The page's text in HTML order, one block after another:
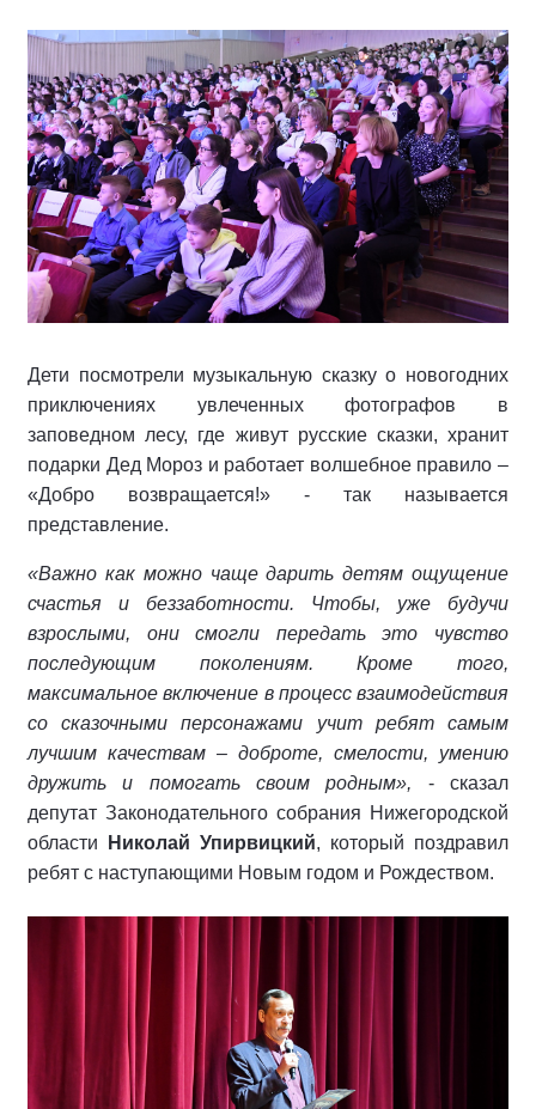
Дети посмотрели музыкальную сказку о новогодних
приключениях увлеченных фотографов в
заповедном лесу, где живут русские сказки, хранит
подарки Дед Мороз и работает волшебное правило –
«Добро возвращается!» - так называется
представление.
«Важно как можно чаще дарить детям ощущение
счастья и беззаботности. Чтобы, уже будучи
взрослыми, они смогли передать это чувство
последующим поколениям. Кроме того,
максимальное включение в процесс взаимодействия
со сказочными персонажами учит ребят самым
лучшим качествам – доброте, смелости, умению
дружить и помогать своим родным», - сказал
депутат Законодательного собрания Нижегородской
области
Николай Упирвицкий, который поздравил
ребят с наступающими Новым годом и Рождеством.